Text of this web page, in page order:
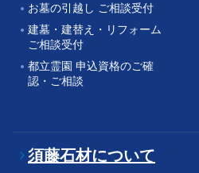
お墓の引越し ご相談受付
建墓・建替え・リフォーム
ご相談受付
都立霊園 申込資格のご確
認・ご相談
須藤石材について